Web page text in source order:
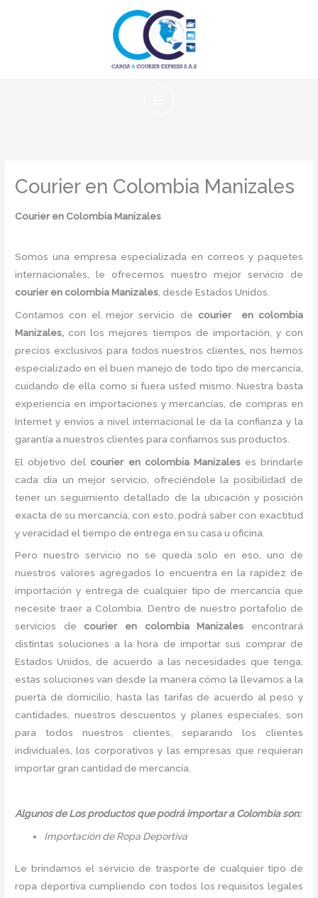
Courier en Colombia Manizales
Courier en Colombia Manizales
Somos una empresa especializada en correos y paquetes
internacionales, le ofrecemos nuestro mejor servicio de
courier en colombia Manizales , desde Estados Unidos.
Contamos con el mejor servicio de courier en colombia
Manizales, con los mejores tiempos de importación, y con
precios exclusivos para todos nuestros clientes, nos hemos
especializado en el buen manejo de todo tipo de mercancía,
cuidando de ella como si fuera usted mismo. Nuestra basta
experiencia en importaciones y mercancías, de compras en
Internet y envíos a nivel internacional le da la confianza y la
garantía a nuestros clientes para confiarnos sus productos.
El objetivo del courier en colombia Manizaleses brindarle
cada día un mejor servicio, ofreciéndole la posibilidad de
tener un seguimiento detallado de la ubicación y posición
exacta de su mercancía, con esto, podrá saber con exactitud
y veracidad el tiempo de entrega en su casa u oficina.
Pero nuestro servicio no se queda solo en eso, uno de
nuestros valores agregados lo encuentra en la rapidez de
importación y entrega de cualquier tipo de mercancía que
necesite traer a Colombia. Dentro de nuestro portafolio de
servicios de courier en colombia Manizales encontrará
distintas soluciones a la hora de importar sus comprar de
Estados Unidos, de acuerdo a las necesidades que tenga,
estas soluciones van desde la manera cómo la llevamos a la
puerta de domicilio, hasta las tarifas de acuerdo al peso y
cantidades, nuestros descuentos y planes especiales, son
para todos nuestros clientes, separando los clientes
individuales, los corporativos y las empresas que requieran
importar gran cantidad de mercancía.
Algunos de Los productos que podrá importar a Colombia son:
Importación de Ropa Deportiva
Le brindamos el servicio de trasporte de cualquier tipo de
ropa deportiva cumpliendo con todos los requisitos legales